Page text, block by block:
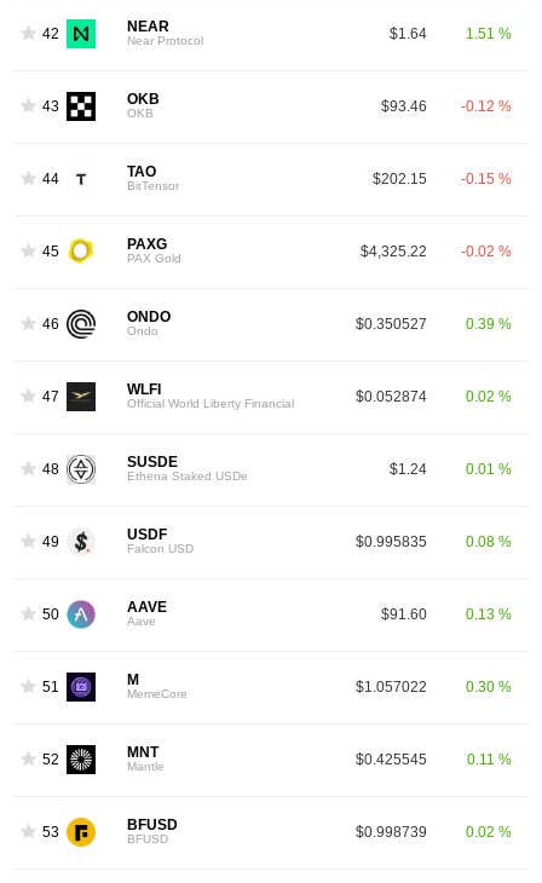
42 NEAR
Near Protocol $1.64 1.51 %
43 OKB
OKB $93.46 -0.12 %
44 TAO
BitTensor $202.15 -0.15 %
45 PAXG
PAX Gold $4,325.22 -0.02 %
46 ONDO
Ondo $0.350527 0.39 %
47 WLFI
Official World Liberty Financial $0.052874 0.02 %
48 SUSDE
Ethena Staked USDe $1.24 0.01 %
49 USDF
Falcon USD $0.995835 0.08 %
50 AAVE
Aave $91.60 0.13 %
51 M
MemeCore $1.057022 0.30 %
52 MNT
Mantle $0.425545 0.11 %
53 BFUSD
BFUSD $0.998739 0.02 %